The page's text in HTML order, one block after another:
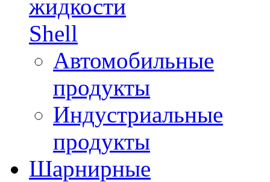
жидкости
Shell
Автомобильные
продукты
Индустриальные
продукты
Шарнирные